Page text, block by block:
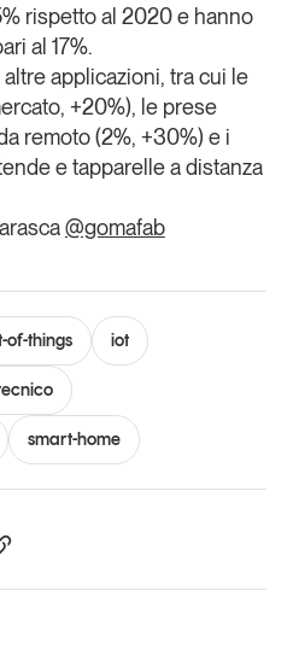
rispetto al 2020 e hanno
al 17%.
applicazioni, tra cui le
+20%), le prese
remoto (2%, +30%) e i
e tapparelle a distanza
@gomafab
of-things iot
smart-home